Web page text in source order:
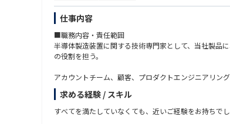
8) お互いを尊重するチームワークを持つ方
9) ⾃分から積極的に⾏動できる方
10) 取引先との問い合わせや折衝、手続き、納品の受け
仕事内容
■職務内容・責任範囲
半導体製造装置に関する技術専門家として、当社製品
の役割を担う。
アカウントチーム、顧客、プロダクトエンジニアリン
決、DoE（実験計画法）、データ分析を通じて、複雑な
グローバル組織の中で、間接的な監督下においても自
求める経験 / スキル
すべてを満たしていなくても、近いご経験をお持ちで